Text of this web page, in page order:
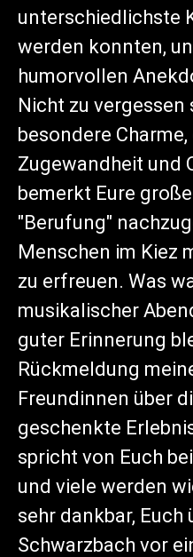
unterschiedlichste
werden konnten,
humorvollen
Nicht zu vergessen
besondere
Zugewandheit und
bemerkt Eure
"Berufung"
Menschen im Kiez
zu erfreuen. Was
musikalischer
guter Erinnerung
Rückmeldung
Freundinnen über
geschenkte
spricht von Euch
und viele werden
sehr dankbar, Euch
Schwarzbach vor